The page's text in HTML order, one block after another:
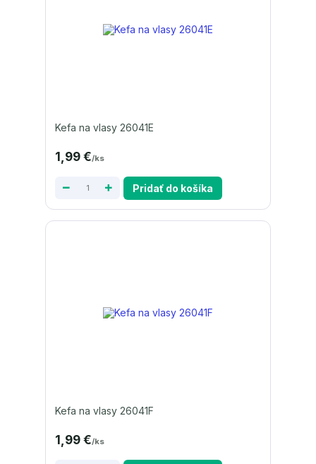
Kefa na vlasy 26041E
1,99 €/ks
Pridať do košíka
Kefa na vlasy 26041F
1,99 €/ks